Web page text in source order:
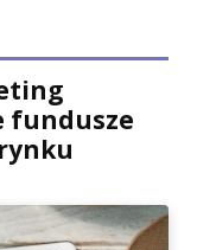
fundusze